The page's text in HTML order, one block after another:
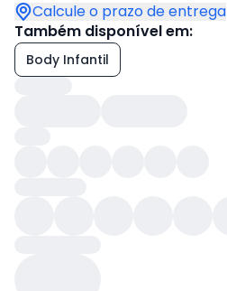
Calcule o prazo de entrega
Também disponível em:
Body Infantil